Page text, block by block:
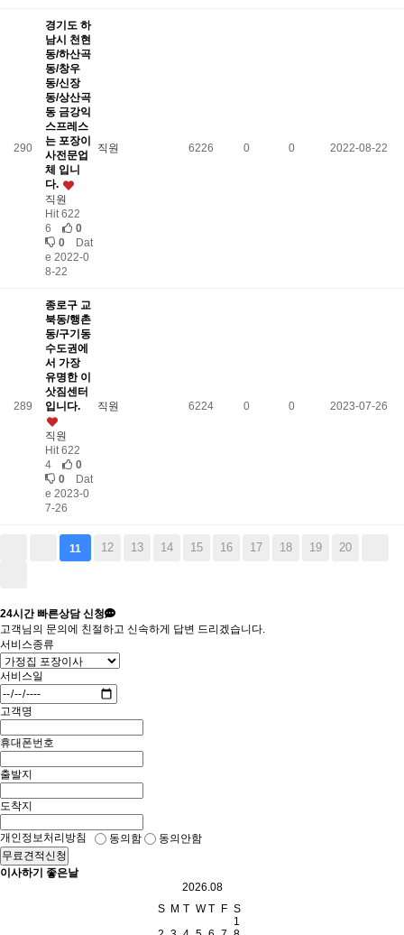
290
경기도 하
남시 천현
동/하산곡
동/창우
동/신장
동/상산곡
동 금강익
스프레스
는 포장이
사전문업
체 입니
다.
직원
Hit 622
6
0
0
Dat
e 2022-0
8-22
직원 6226 0 0 2022-08-22
289
종로구 교
북동/행촌
동/구기동
수도권에
서 가장
유명한 이
삿짐센터
입니다.
직원
Hit 622
4
0
0
Dat
e 2023-0
7-26
직원 6224 0 0 2023-07-26
11 12 13 14 15 16 17 18 19 20
24시간빠른상담 신청
고객님의 문의에 친절하고 신속하게 답변 드리겠습니다.
서비스종류
서비스일
고객명
휴대폰번호
출발지
도착지
개인정보처리방침 동의함
동의안함
무료견적신청
이사하기 좋은날
2026.08
S M T W T F S
1